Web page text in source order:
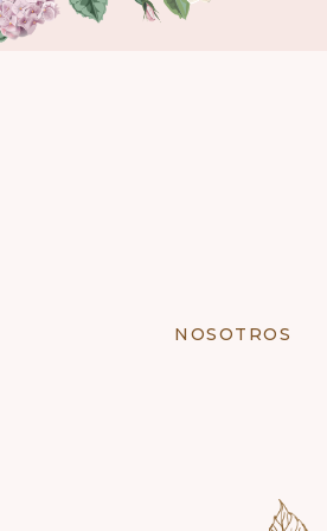
NOSOTROS